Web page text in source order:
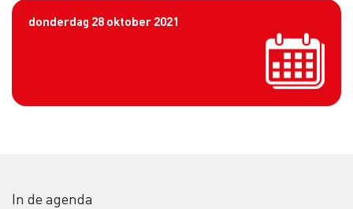
donderdag 28 oktober 2021
In de agenda